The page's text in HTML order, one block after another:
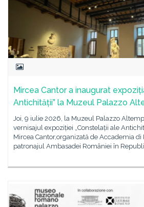
Mircea Cantor a inaugurat
Antichității” la Muzeul Palazzo
Joi, 9 iulie 2026, la Muzeul Palazzo
vernisajul expoziției „Constelații ale
Mircea Cantor,organizată de Accademia
patronajul Ambasadei României în